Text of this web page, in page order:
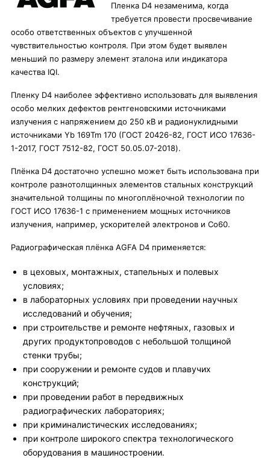
Пленка D4 незаменима, когда
требуется провести просвечивание
особо ответственных объектов с улучшенной
чувствительностью контроля. При этом будет выявлен
меньший по размеру элемент эталона или индикатора
качества IQI.
Пленку D4 наиболее эффективно использовать для выявления
особо мелких дефектов рентгеновскими источниками
излучения с напряжением до 250 кВ и радионуклидными
источниками Yb 169Tm 170 (ГОСТ 20426-82, ГОСТ ИСО 17636-
1-2017, ГОСТ 7512-82, ГОСТ 50.05.07-2018).
Плёнка D4 достаточно успешно может быть использована при
контроле разнотолщинных элементов стальных конструкций
значительной толщины по многоплёночной технологии по
ГОСТ ИСО 17636-1 с применением мощных источников
излучения, например, ускорителей электронов и Co60.
Радиографическая плёнка AGFA D4 применяется:
в цеховых, монтажных, стапельных и полевых
условиях;
в лабораторных условиях при проведении научных
исследований и обучения;
при строительстве и ремонте нефтяных, газовых и
других продуктопроводов с небольшой толщиной
стенки трубы;
при сооружении и ремонте судов и плавучих
конструкций;
при проведении работ в передвижных
радиографических лабораториях;
при криминалистических исследованиях;
при контроле широкого спектра технологического
оборудования в машиностроении.